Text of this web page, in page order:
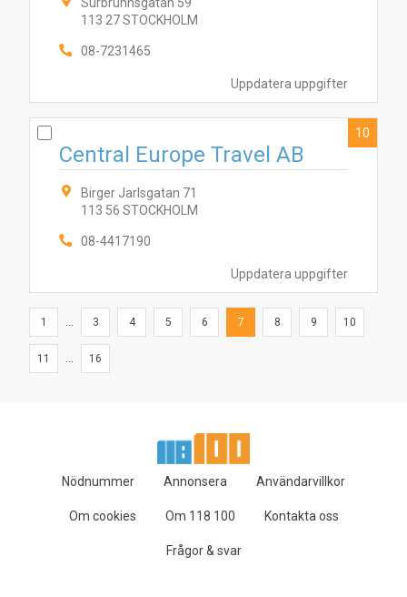
Uppdatera uppgifter
113 27 STOCKHOLM
08-7231465
Uppdatera uppgifter
Central Europe Travel AB
Birger Jarlsgatan 71
113 56 STOCKHOLM
08-4417190
10
1 ... 3 4 5 6 7 8 9 10
11 ... 16
Nödnummer Annonsera Användarvillkor
Om cookies Om 118 100 Kontakta oss
Frågor & svar